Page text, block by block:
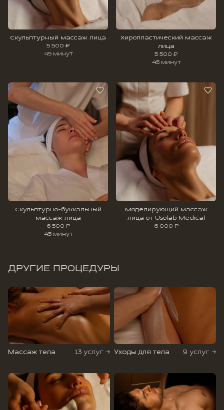
Скульптурный массаж лица
5 500 ₽
45 минут
Хиропластический массаж
лица
5 500 ₽
45 минут
Скульптурно-буккальный
массаж лица
6 500 ₽
45 минут
Моделирующий массаж
лица от Usolab Medical
6 000 ₽
ДРУГИЕ ПРОЦЕДУРЫ
Массаж тела 13 услуг → Уходы для тела 9 услуг →